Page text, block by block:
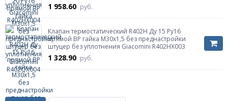
1 958.60 руб.
Клапан термостатический R402H Ду 15 Ру16
прямой ВР гайка М30х1,5 без преднастройки
штуцер без уплотнения Giacomini R402HX003
1 328.90 руб.